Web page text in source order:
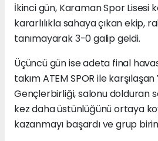
İkinci gün, Karaman Spor Lisesi
kararlılıkla sahaya çıkan ekip,
tanımayarak 3-0 galip geldi.
Üçüncü gün ise adeta final
takım ATEM SPOR ile
Gençlerbirliği, salonu dolduran
kez daha üstünlüğünü ortaya
kazanmayı başardı ve grup